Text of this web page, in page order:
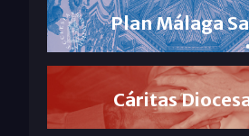
Plan Málaga
Cáritas